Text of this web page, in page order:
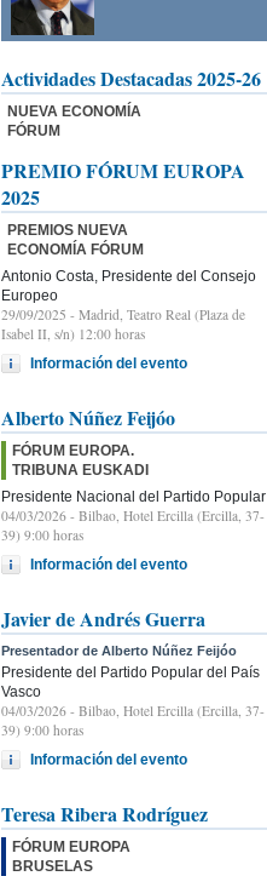
Actividades Destacadas 2025-26
NUEVA ECONOMÍA
FÓRUM
PREMIO FÓRUM EUROPA
2025
PREMIOS NUEVA
ECONOMÍA FÓRUM
Antonio Costa, Presidente del Consejo
Europeo
29/09/2025 - Madrid, Teatro Real (Plaza de
Isabel II, s/n) 12:00 horas
Información del evento
Alberto Núñez Feijóo
FÓRUM EUROPA.
TRIBUNA EUSKADI
Presidente Nacional del Partido Popular
04/03/2026 - Bilbao, Hotel Ercilla (Ercilla, 37-
39) 9:00 horas
Información del evento
Javier de Andrés Guerra
Presentador de Alberto Núñez Feijóo
Presidente del Partido Popular del País
Vasco
04/03/2026 - Bilbao, Hotel Ercilla (Ercilla, 37-
39) 9:00 horas
Información del evento
Teresa Ribera Rodríguez
FÓRUM EUROPA
BRUSELAS